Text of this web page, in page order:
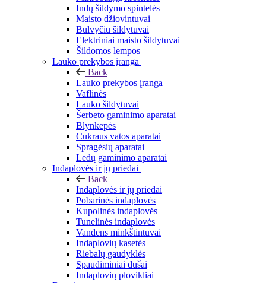
Indų šildymo spintelės
Maisto džiovintuvai
Bulvyčiu šildytuvai
Elektriniai maisto šildytuvai
Šildomos lempos
Lauko prekybos įranga
Back
Lauko prekybos įranga
Vaflinės
Lauko šildytuvai
Šerbeto gaminimo aparatai
Blynkepės
Cukraus vatos aparatai
Spragėsių aparatai
Ledų gaminimo aparatai
Indaplovės ir jų priedai
Back
Indaplovės ir jų priedai
Pobarinės indaplovės
Kupolinės indaplovės
Tunelinės indaplovės
Vandens minkštintuvai
Indaplovių kasetės
Riebalų gaudyklės
Spaudiminiai dušai
Indaplovių plovikliai